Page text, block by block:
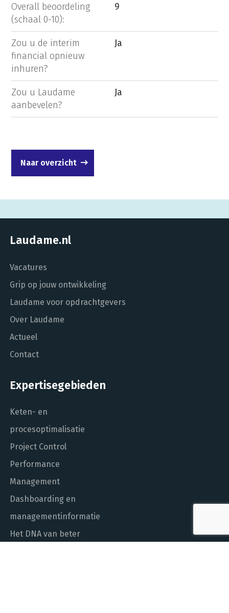
Overall beoordeling
(schaal 0-10):
9
Zou u de interim
financial opnieuw
inhuren?
Ja
Zou u Laudame
aanbevelen?
Ja
Naar overzicht
Laudame.nl
Vacatures
Grip op jouw ontwikkeling
Laudame voor opdrachtgevers
Over Laudame
Actueel
Contact
Expertisegebieden
Keten- en
procesoptimalisatie
Project Control
Performance
Management
Dashboarding en
managementinformatie
Het DNA van beter